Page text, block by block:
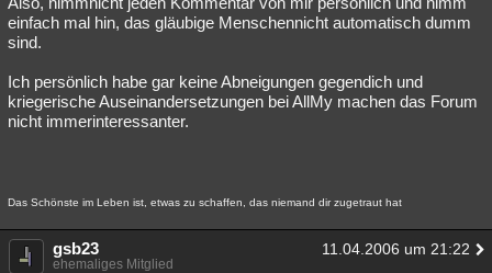
einfach mal hin, das gläubige Menschennicht automatisch dumm
sind.
Ich persönlich habe gar keine Abneigungen gegendich und
kriegerische Auseinandersetzungen bei AllMy machen das Forum
nicht immerinteressanter.
Das Schönste im Leben ist, etwas zu schaffen, das niemand dir zugetraut hat
gsb23 11.04.2006 um 21:22
ehemaliges Mitglied